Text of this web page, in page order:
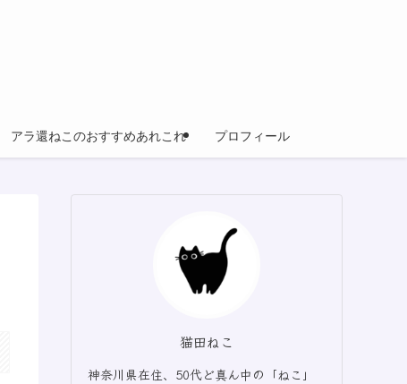
アラ還ねこのおすすめあれこれ プロフィール
猫田ねこ
神奈川県在住、50代ど真ん中の「ねこ」